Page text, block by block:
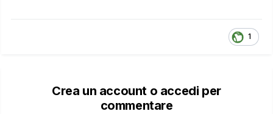
1
Crea un account o accedi per
commentare